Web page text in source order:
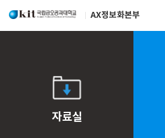
AX정보화본부
자료실